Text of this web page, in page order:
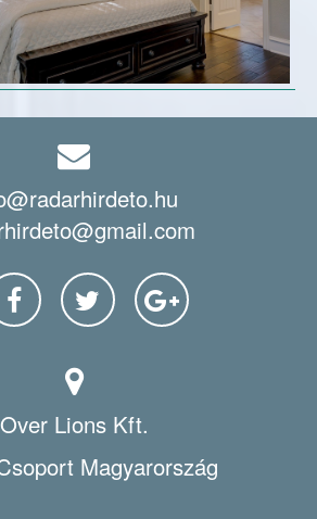
Over Lions Kft.
Magyarország